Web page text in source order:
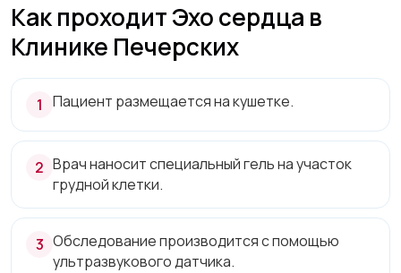
Как проходит Эхо сердца в
Клинике Печерских
Пациент размещается на кушетке.
Врач наносит специальный гель на участок
грудной клетки.
Обследование производится с помощью
ультразвукового датчика.